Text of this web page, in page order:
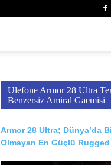
Ulefone Armor 28 Ultra
Benzersiz Amiral Gaemisi
Armor 28 Ultra; Dünya’da
Olmayan En Güçlü